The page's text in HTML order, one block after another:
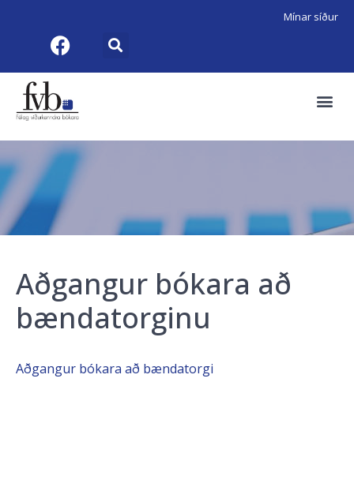
Mínar síður
Aðgangur bókara að
bændatorginu
Aðgangur bókara að bændatorgi